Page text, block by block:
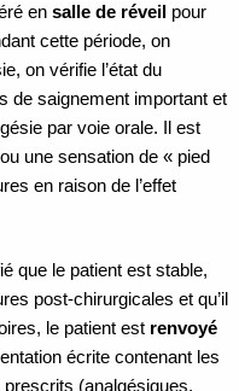
en salle de réveil pour
cette période, on
on vérifie l’état du
de saignement important et
par voie orale. Il est
une sensation de « pied
en raison de l’effet
que le patient est stable,
post-chirurgicales et qu’il
le patient est renvoyé
écrite contenant les
(analgésiques,